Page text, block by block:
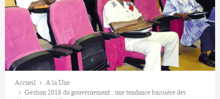
Accueil
A la Une
Gestion 2018 du gouvernement : une tendance baissière des